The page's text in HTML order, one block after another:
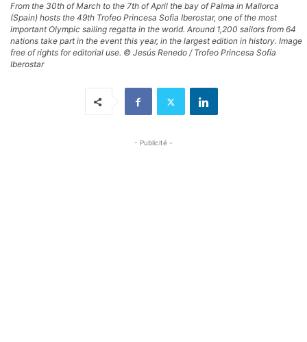
From the 30th of March to the 7th of April the bay of Palma in Mallorca
(Spain) hosts the 49th Trofeo Princesa Sofia Iberostar, one of the most
important Olympic sailing regatta in the world. Around 1,200 sailors from 64
nations take part in the event this year, in the largest edition in history. Image
free of rights for editorial use. © Jesús Renedo / Trofeo Princesa Sofía
Iberostar
- Publicité -